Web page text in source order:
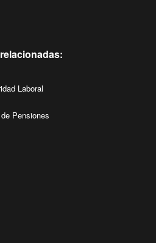
Laboral
Pensiones